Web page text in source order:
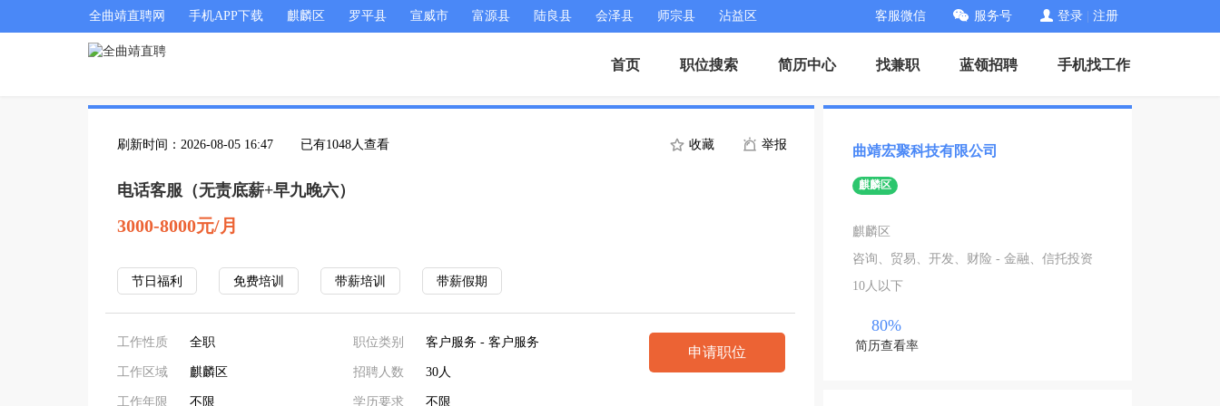
全曲靖直聘网 手机APP下载 麒麟区 罗平县 宣威市 富源县 陆良县 会泽县 师宗县 沾益区 客服微信 服务号 登录 注册
首页 职位搜索 简历中心 找兼职 蓝领招聘 手机找工作
刷新时间：2026-08-05 16:47 已有1048人查看 收藏 举报
电话客服（无责底薪+早九晚六）
3000-8000元/月
节日福利 免费培训 带薪培训 带薪假期
工作性质 全职
工作区域 麒麟区
工作年限 不限
职位类别 客户服务 - 客户服务
招聘人数 30人
学历要求 不限
申请职位
曲靖宏聚科技有限公司
麒麟区
麒麟区
咨询、贸易、开发、财险 - 金融、信托投资
10人以下
80%
简历查看率